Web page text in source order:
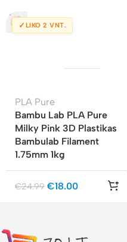
✓ LIKO 2 VNT.
PLA Pure
Bambu Lab PLA Pure
Milky Pink 3D Plastikas
Bambulab Filament
1.75mm 1kg
€24.99 €18.00